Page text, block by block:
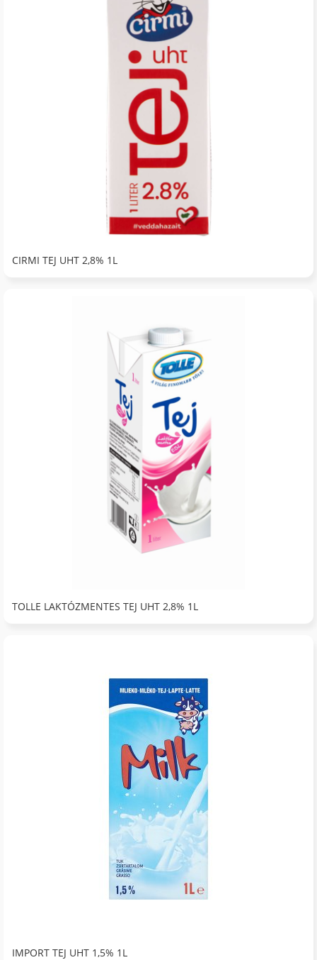
CIRMI TEJ UHT 2,8% 1L
TOLLE LAKTÓZMENTES TEJ UHT 2,8% 1L
IMPORT TEJ UHT 1,5% 1L